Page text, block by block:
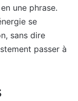
une phrase.
se
sans dire
passer à